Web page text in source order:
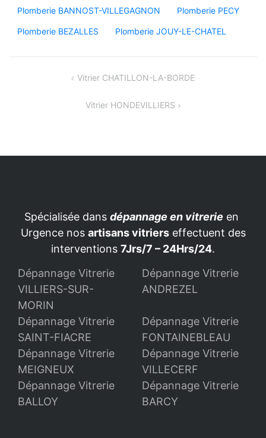
Plomberie BANNOST-VILLEGAGNON Plomberie PECY
Plomberie BEZALLES Plomberie JOUY-LE-CHATEL
Navigation Vitrier CHATILLON-LA-BORDE
Vitrier HONDEVILLIERS
Spécialisée dans dépannage en vitrerie en
Urgence nos artisans vitrierseffectuent des
interventions 7Jrs/7 – 24Hrs/24.
Dépannage Vitrerie
VILLIERS-SUR-
MORIN
Dépannage Vitrerie
ANDREZEL
Dépannage Vitrerie
SAINT-FIACRE
Dépannage Vitrerie
FONTAINEBLEAU
Dépannage Vitrerie
MEIGNEUX
Dépannage Vitrerie
VILLECERF
Dépannage Vitrerie
BALLOY
Dépannage Vitrerie
BARCY